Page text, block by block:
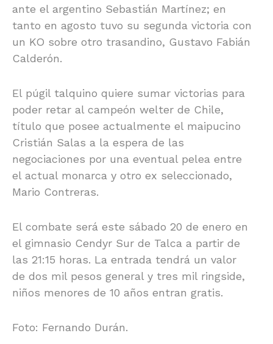
ante el argentino Sebastián Martínez; en
tanto en agosto tuvo su segunda victoria con
un KO sobre otro trasandino, Gustavo Fabián
Calderón.
El púgil talquino quiere sumar victorias para
poder retar al campeón welter de Chile,
título que posee actualmente el maipucino
Cristián Salas a la espera de las
negociaciones por una eventual pelea entre
el actual monarca y otro ex seleccionado,
Mario Contreras.
El combate será este sábado 20 de enero en
el gimnasio Cendyr Sur de Talca a partir de
las 21:15 horas. La entrada tendrá un valor
de dos mil pesos general y tres mil ringside,
niños menores de 10 años entran gratis.
Foto: Fernando Durán.